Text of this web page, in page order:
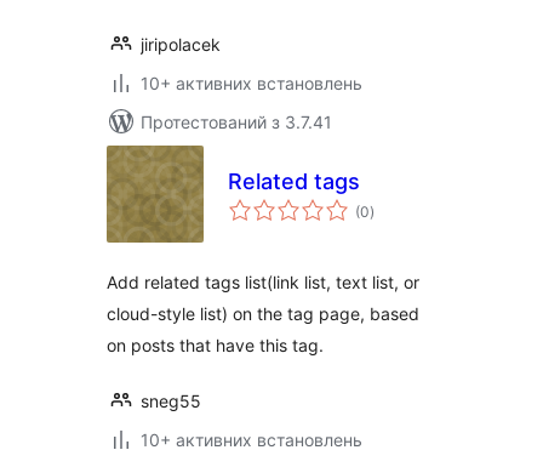
jiripolacek
10+ активних встановлень
Протестований з 3.7.41
Related tags
(0загальний
рейтинг
)
Add related tags list(link list, text list, or
cloud-style list) on the tag page, based
on posts that have this tag.
sneg55
10+ активних встановлень